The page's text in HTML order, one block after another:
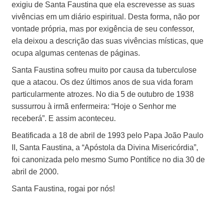
exigiu de Santa Faustina que ela escrevesse as suas
vivências em um diário espiritual. Desta forma, não por
vontade própria, mas por exigência de seu confessor,
ela deixou a descrição das suas vivências místicas, que
ocupa algumas centenas de páginas.
Santa Faustina sofreu muito por causa da tuberculose
que a atacou. Os dez últimos anos de sua vida foram
particularmente atrozes. No dia 5 de outubro de 1938
sussurrou à irmã enfermeira: “Hoje o Senhor me
receberá”. E assim aconteceu.
Beatificada a 18 de abril de 1993 pelo Papa João Paulo
II, Santa Faustina, a “Apóstola da Divina Misericórdia”,
foi canonizada pelo mesmo Sumo Pontífice no dia 30 de
abril de 2000.
Santa Faustina, rogai por nós!